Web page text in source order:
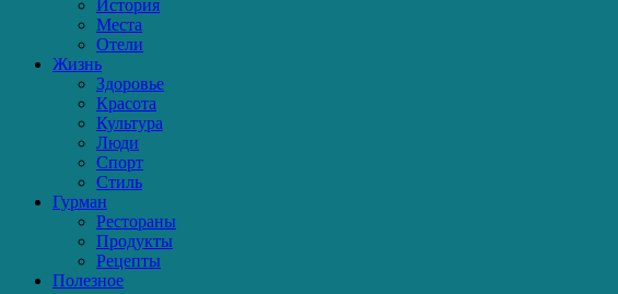
История
Места
Отели
Жизнь
Здоровье
Красота
Культура
Люди
Спорт
Стиль
Гурман
Рестораны
Продукты
Рецепты
Полезное